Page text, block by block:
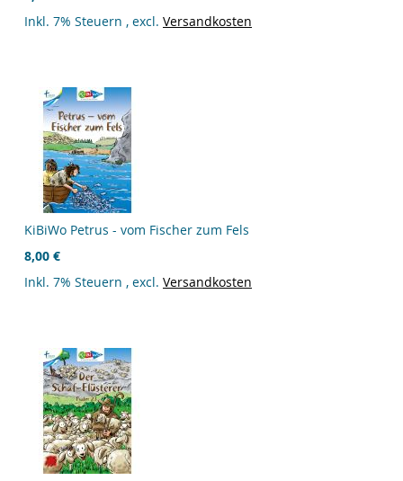
Inkl. 7% Steuern , excl. Versandkosten
KiBiWo Petrus - vom Fischer zum Fels
8,00 €
Inkl. 7% Steuern , excl. Versandkosten